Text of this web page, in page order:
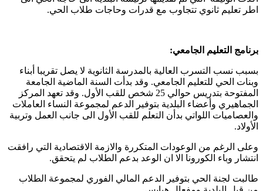
اطر تعليم ثانوي تتجاوب مع قدرات وحاجات طلاب الحي.
برنامج التعليم الجامعي:
بسبب نسب التسرب العالية بالمدرسة الثانوية لا يصل تقريبا أبناء
وبنات الحي للتعليم الجامعي. وقد بدأت السنة الماضية الجامعة
المفتوحة بتدريس حوالي 25 شخص للقب الأول. وقد تعهد المركز
الجماهيري وأعضاء البلدية بتوفير الدعم لمجموعة النساء العاملات
والعصاميات اللواتي بدأن التعلم للقب الأول الى جانب العمل وتربية
الأولاد.
وعلى الرغم من الوعودات المتكررة والازمة الاقتصادية التي رافقت
انتشار وباء الكورونا الا ان الوعد بدعم الطلاب لم يتحقق.
طالبت لجنة الحي بتوفير الدعم المالي الفوري لمجموعة الطلاب